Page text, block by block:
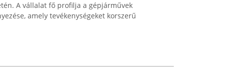
A vállalat fő profilja a gépjárművek
amely tevékenységeket korszerű